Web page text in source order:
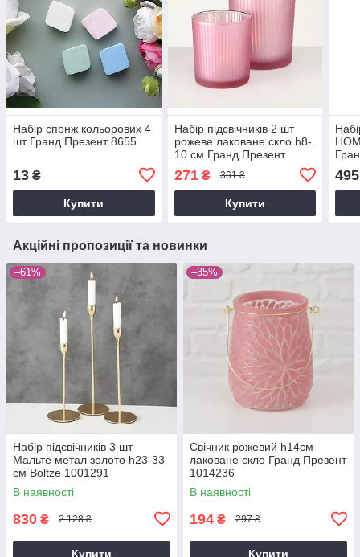
Набір спонж кольорових 4
шт Гранд Презент 8655
13 ₴
Купити
Набір підсвічників 2 шт
рожеве лаковане скло h8-
10 см Гранд Презент
271₴ 361 ₴
Купити
495
Акційні пропозиції та новинки
–61%
Набір підсвічників 3 шт
Мальте метал золото h23-33
см Boltze 1001291
В наявності
830 ₴ 2 128 ₴
Купити
–35%
Свічник рожевий h14см
лаковане скло Гранд Презент
1014236
В наявності
194 ₴ 297 ₴
Купити